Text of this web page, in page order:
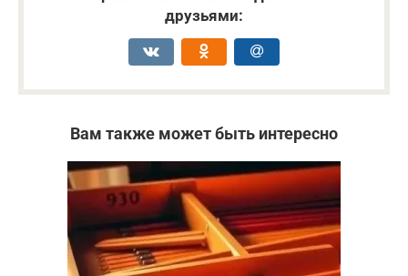
друзьями:
Вам также может быть интересно